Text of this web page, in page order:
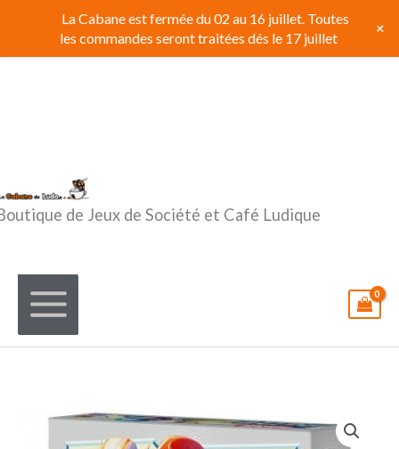
contenu
de Jeux de Société et Café Ludique
La Cabane est fermée du 02 au 16 juillet. Toutes
les commandes seront traitées dés le 17 juillet
+